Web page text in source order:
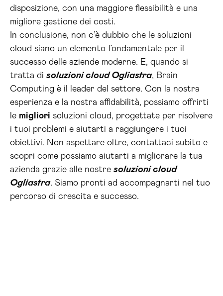
disposizione, con una maggiore flessibilità e una
migliore gestione dei costi.
In conclusione, non c’è dubbio che le soluzioni
cloud siano un elemento fondamentale per il
successo delle aziende moderne. E, quando si
tratta di soluzioni cloud Ogliastra, Brain
Computing è il leader del settore. Con la nostra
esperienza e la nostra affidabilità, possiamo offrirti
le migliori soluzioni cloud, progettate per risolvere
i tuoi problemi e aiutarti a raggiungere i tuoi
obiettivi. Non aspettare oltre, contattaci subito e
scopri come possiamo aiutarti a migliorare la tua
azienda grazie alle nostre soluzioni cloud
Ogliastra. Siamo pronti ad accompagnarti nel tuo
percorso di crescita e successo.